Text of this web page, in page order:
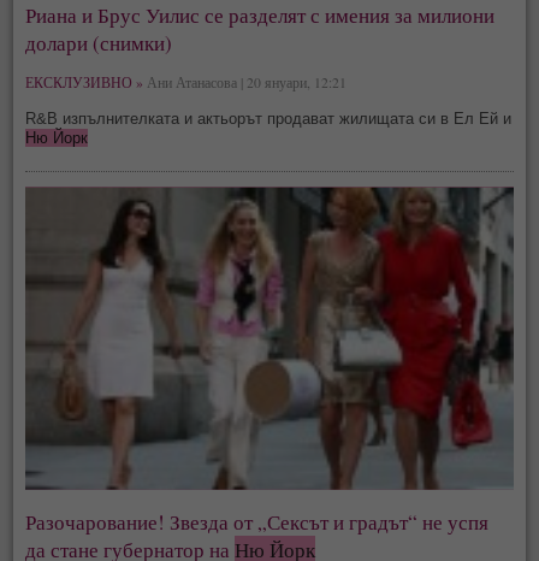
Риана и Брус Уилис се разделят с имения за милиони
долари (снимки)
ЕКСКЛУЗИВНО » Ани Атанасова | 20 януари, 12:21
R&B изпълнителката и актьорът продават жилищата си в Ел Ей и
Ню Йорк
Разочарование! Звезда от „Сексът и градът“ не успя
да стане губернатор на Ню Йорк